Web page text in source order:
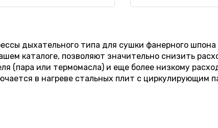
для сушки
предназначен для
дыхательного типа для сушки фанерного
каталоге, позволяют значительно снизить
(пара или термомасла) и еще более низкому
в нагреве стальных плит с циркулирующим